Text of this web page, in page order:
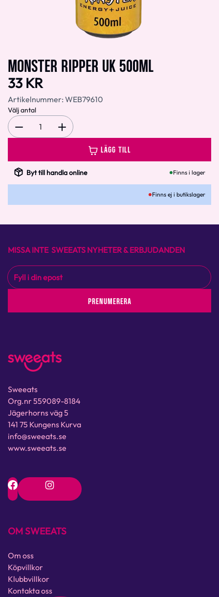
MONSTER RIPPER UK 500ML
33 KR
Artikelnummer: WEB79610
Välj antal
1
LÄGG TILL
Byt till handla online Finns i lager
Finns ej i butikslager
MISSA INTE SWEEATS NYHETER & ERBJUDANDEN
PRENUMERERA
Sweeats
Org.nr 559089-8184
Jägerhorns väg 5
141 75 Kungens Kurva
info@sweeats.se
www.sweeats.se
OM SWEEATS
Om oss
Köpvillkor
Klubbvillkor
Kontakta oss